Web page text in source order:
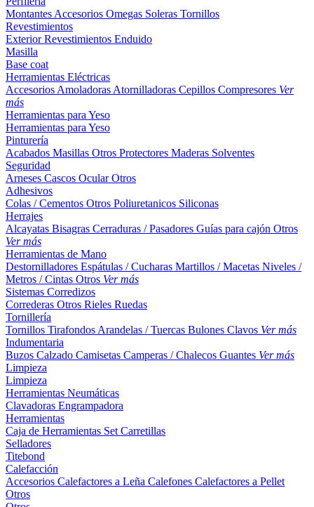
Montantes Accesorios Omegas Soleras Tornillos
Revestimientos
ExteriorRevestimientos Enduido
Masilla
Base coat
Herramientas Eléctricas
Accesorios Amoladoras Atornilladoras Cepillos Compresores Ver
más
Herramientas para Yeso
Herramientas para Yeso
Pinturería
Acabados Masillas Otros Protectores Maderas Solventes
Seguridad
Arneses Cascos OcularOtros
Adhesivos
Colas / Cementos Otros Poliuretanicos Siliconas
Herrajes
Alcayatas Bisagras Cerraduras / Pasadores Guías para cajón Otros
Ver más
Herramientas de Mano
Destornilladores Espátulas / Cucharas Martillos / Macetas Niveles /
Metros / Cintas Otros Ver más
Sistemas Corredizos
Correderas Otros Rieles Ruedas
Tornillería
Tornillos Tirafondos Arandelas / Tuercas Bulones Clavos Ver más
Indumentaria
Buzos Calzado Camisetas Camperas / Chalecos Guantes Ver más
Limpieza
Limpieza
Herramientas Neumáticas
Clavadoras Engrampadora
Herramientas
Caja de Herramientas Set Carretillas
Selladores
Titebond
Calefacción
Accesorios Calefactores a Leña Calefones Calefactores a Pellet
Otros